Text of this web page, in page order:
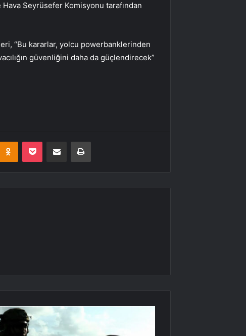
Seyrüsefer Komisyonu tarafından
“Bu kararlar, yolcu powerbanklerinden
güvenliğini daha da güçlendirecek”
Odnoklassniki
Pocket E-Posta ile paylaş Yazdır